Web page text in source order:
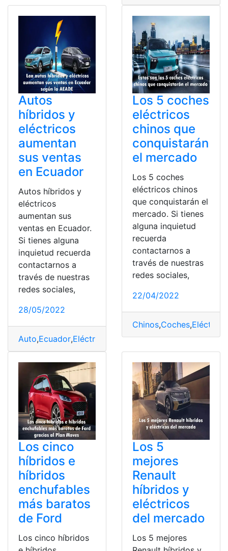
Autos
híbridos y
eléctricos
aumentan
sus ventas
en Ecuador
Autos híbridos y
eléctricos
aumentan sus
ventas en Ecuador.
Si tienes alguna
inquietud recuerda
contactarnos a
través de nuestras
redes sociales,
28/05/2022
Auto,Ecuador,Eléctricos Híbridos,Venta
Los 5 coches
eléctricos
chinos que
conquistarán
el mercado
Los 5 coches
eléctricos chinos
que conquistarán el
mercado. Si tienes
alguna inquietud
recuerda
contactarnos a
través de nuestras
redes sociales,
22/04/2022
Chinos,Coches,Eléctrico
Los cinco
híbridos e
híbridos
enchufables
más baratos
de Ford
Los cinco híbridos
Los 5
mejores
Renault
híbridos y
eléctricos
del mercado
Los 5 mejores